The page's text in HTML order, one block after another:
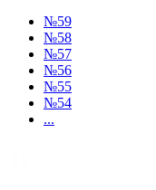
№59
№58
№57
№56
№55
№54
...